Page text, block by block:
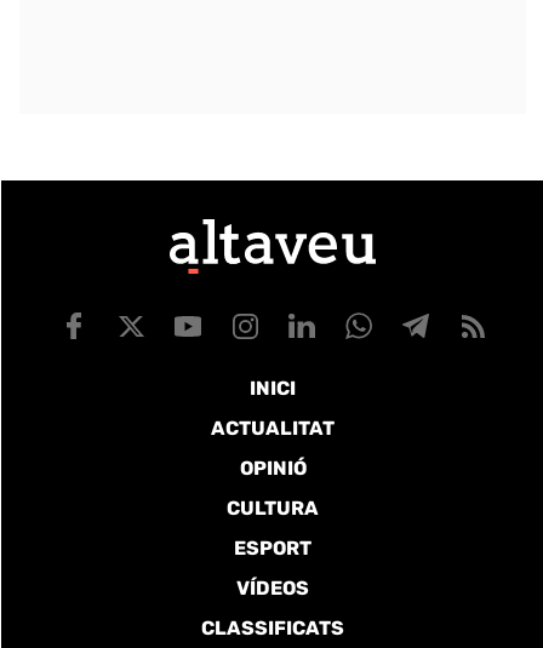
INICI
ACTUALITAT
OPINIÓ
CULTURA
ESPORT
VÍDEOS
CLASSIFICATS